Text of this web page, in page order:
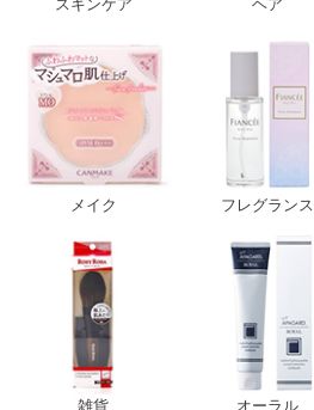
メイク フレグランス
雑貨 オーラル